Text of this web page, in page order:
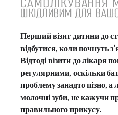
Перший візит дитини до
відбутися, коли почнуть
Відтоді візити до лікаря
регулярними, оскільки
проблему занадто пізно, а
молочні зуби, не кажучи
правильного прикусу.